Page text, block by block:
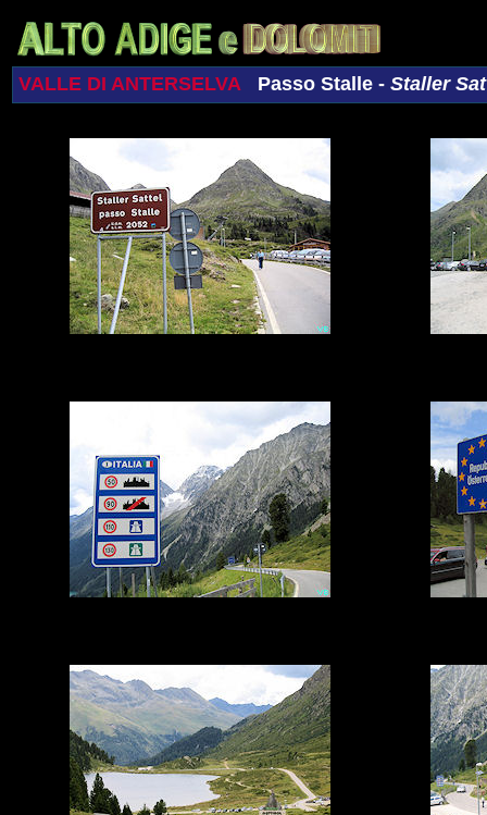
VALLE DI ANTERSELVA Passo Stalle - Staller